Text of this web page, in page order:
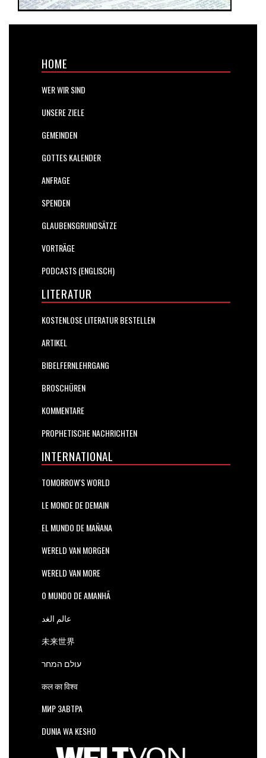
HOME
WER WIR SIND
UNSERE ZIELE
GEMEINDEN
GOTTES KALENDER
ANFRAGE
SPENDEN
GLAUBENSGRUNDSÄTZE
VORTRÄGE
PODCASTS (ENGLISCH)
LITERATUR
KOSTENLOSE LITERATUR BESTELLEN
ARTIKEL
BIBELFERNLEHRGANG
BROSCHÜREN
KOMMENTARE
PROPHETISCHE NACHRICHTEN
INTERNATIONAL
TOMORROW'S WORLD
LE MONDE DE DEMAIN
EL MUNDO DE MAÑANA
WERELD VAN MORGEN
WERELD VAN MORE
O MUNDO DE AMANHÃ
عالم الغد
未来世界
עולם המחר
कल का विश्व
МИР ЗАВТРА
DUNIA WA KESHO